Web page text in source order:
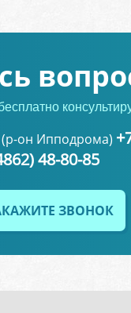
(р-он Ипподрома)
48-80-85
ЗВОНОК